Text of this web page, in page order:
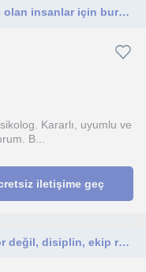
Kendini her anlamda geliştirmeye aç olan insanlar için buradayım.
Kararlı, uyumlu ve
B...
iletişime geç
Basketbol benim için sadece bir spor değil, disiplin, ekip ruhu ve kişisel gelişimin en güçlü araçlarından biri.